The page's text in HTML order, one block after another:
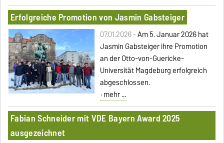
Erfolgreiche Promotion von Jasmin Gabsteiger
07.01.2026 -Am 5. Januar 2026 hat
Jasmin Gabsteiger ihre Promotion
an der Otto-von-Guericke-
Universität Magdeburg erfolgreich
abgeschlossen.
mehr ...
Fabian Schneider mit VDE Bayern Award 2025
ausgezeichnet